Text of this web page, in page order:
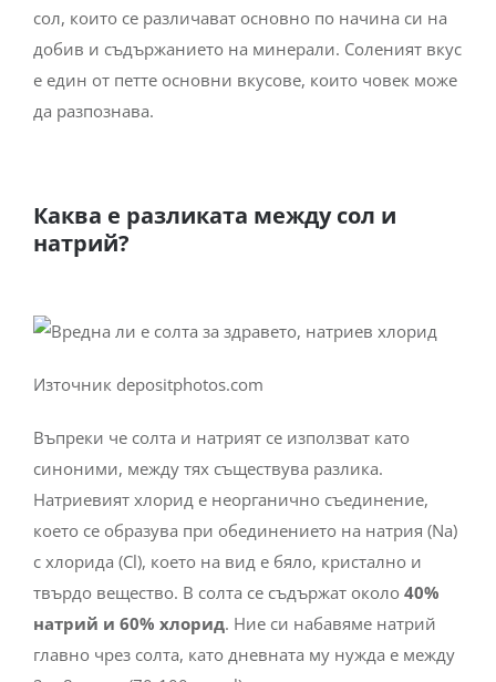
сол, които се различават основно по начина си на
добив и съдържанието на минерали. Соленият вкус
е един от петте основни вкусове, които човек може
да разпознава.
Каква е разликата между сол и
натрий?
Източник depositphotos.com
Въпреки че солта и натрият се използват като
синоними, между тях съществува разлика.
Натриевият хлорид е неорганично съединение,
което се образува при обединението на натрия (Na)
с хлорида (Cl), което на вид е бяло, кристално и
твърдо вещество. В солта се съдържат около 40%
натрий и 60% хлорид. Ние си набавяме натрий
главно чрез солта, като дневната му нужда е между